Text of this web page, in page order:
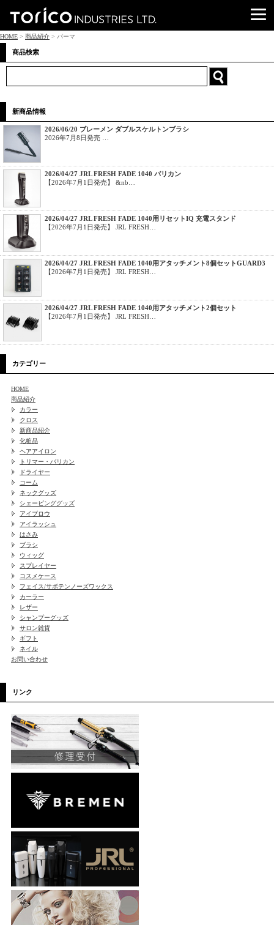
HOME > 商品紹介 > パーマ
商品検索
新商品情報
2026/06/20 ブレーメン ダブルスケルトンブラシ
2026年7月8日発売 …
2026/04/27 JRL FRESH FADE 1040 バリカン
【2026年7月1日発売】 &nb…
2026/04/27 JRL FRESH FADE 1040用リセットIQ 充電スタンド
【2026年7月1日発売】 JRL FRESH…
2026/04/27 JRL FRESH FADE 1040用アタッチメント8個セットGUARD3
【2026年7月1日発売】 JRL FRESH…
2026/04/27 JRL FRESH FADE 1040用アタッチメント2個セット
【2026年7月1日発売】 JRL FRESH…
カテゴリー
HOME
商品紹介
カラー
クロス
新商品紹介
化粧品
ヘアアイロン
トリマー・バリカン
ドライヤー
コーム
ネックグッズ
シェービンググッズ
アイブロウ
アイラッシュ
はさみ
ブラシ
ウィッグ
スプレイヤー
コスメケース
フェイス/サボテンノーズワックス
カーラー
レザー
シャンプーグッズ
サロン雑貨
ギフト
ネイル
お問い合わせ
リンク